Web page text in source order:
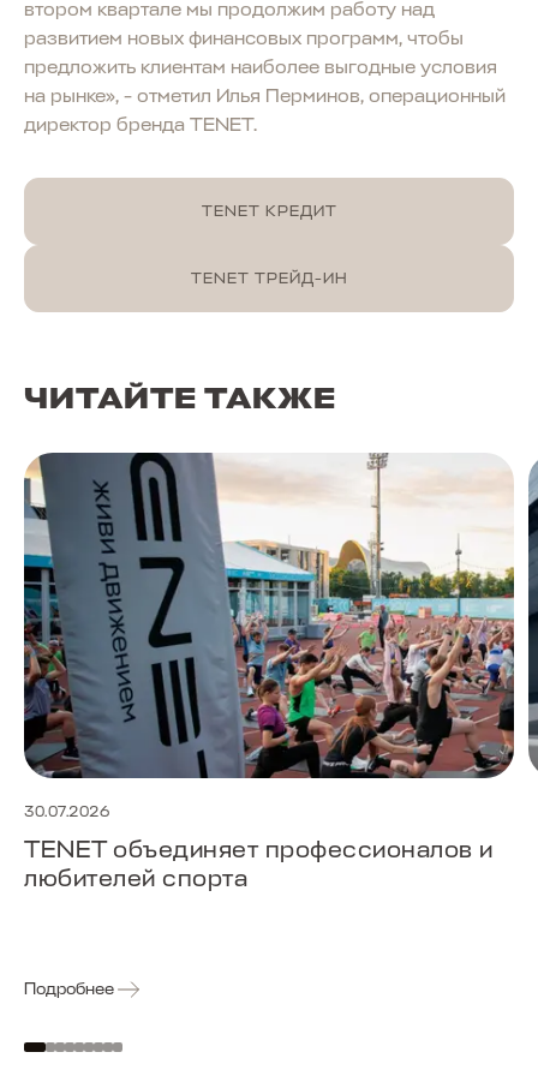
втором квартале мы продолжим работу над
развитием новых финансовых программ, чтобы
предложить клиентам наиболее выгодные условия
на рынке», - отметил Илья Перминов, операционный
директор бренда TENET.
TENET КРЕДИТ
TENET ТРЕЙД-ИН
ЧИТАЙТЕ ТАКЖЕ
30.07.2026
TENET объединяет профессионалов и
любителей спорта
Подробнее